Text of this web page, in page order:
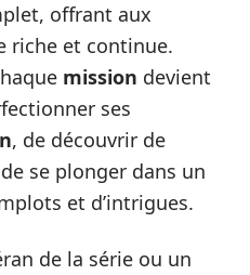
offrant aux
riche et continue.
mission devient
ses
, de découvrir de
se plonger dans un
et d’intrigues.
de la série ou un